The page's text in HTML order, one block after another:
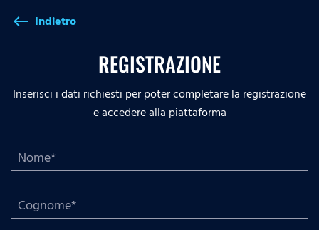
west Indietro
REGISTRAZIONE
Inserisci i dati richiesti per poter completare la registrazione
e accedere alla piattaforma